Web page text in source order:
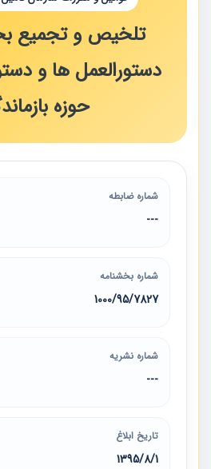
تلخیص و تجمیع
دستورالعمل ها و
حوزه
شماره ضابطه
---
شماره بخشنامه
شماره نشریه
---
تاریخ ابلاغ
1395/8/1